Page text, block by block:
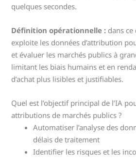
quelques secondes.
Définition opérationnelle : dans ce
exploite les données d’attribution
et évaluer les marchés publics à
limitant les biais humains et en
d’achat plus lisibles et justifiables.
Quel est l’objectif principal de l’IA
attributions de marchés publics ?
Automatiser l’analyse des
délais de traitement
Identifier les risques et les